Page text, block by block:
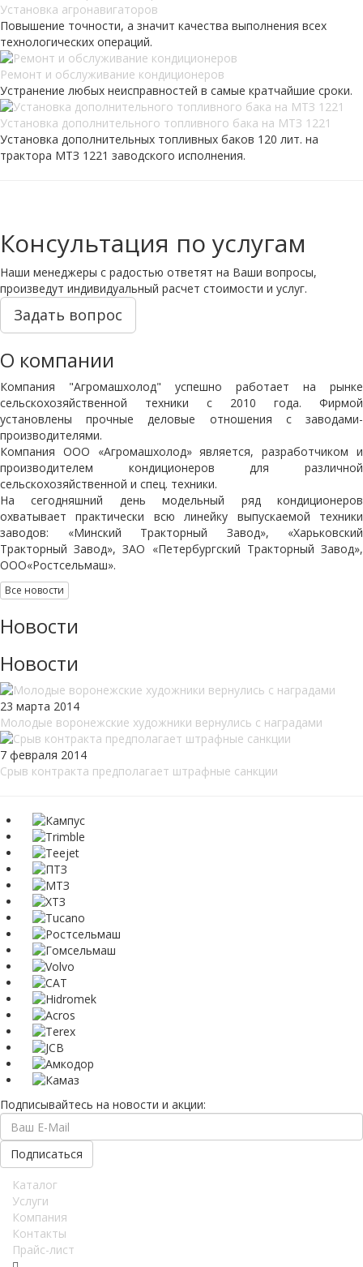
Установка агронавигаторов
Повышение точности, а значит качества выполнения всех
технологических операций.
Ремонт и обслуживание кондиционеров
Устранение любых неисправностей в самые кратчайшие сроки.
Установка дополнительного топливного бака на МТЗ 1221
Установка дополнительных топливных баков 120 лит. на
трактора МТЗ 1221 заводского исполнения.
Консультация по услугам
Наши менеджеры с радостью ответят на Ваши вопросы,
произведут индивидуальный расчет стоимости и услуг.
Задать вопрос
О компании
Компания "Агромашхолод" успешно работает на рынке
сельскохозяйственной техники с 2010 года. Фирмой
установлены прочные деловые отношения с заводами-
производителями.
Компания ООО «Агромашхолод» является, разработчиком и
производителем кондиционеров для различной
сельскохозяйственной и спец. техники.
На сегодняшний день модельный ряд кондиционеров
охватывает практически всю линейку выпускаемой техники
заводов: «Минский Тракторный Завод», «Харьковский
Тракторный Завод», ЗАО «Петербургский Тракторный Завод»,
ООО«Ростсельмаш».
Все новости
Новости
Новости
23 марта 2014
Молодые воронежские художники вернулись с наградами
7 февраля 2014
Срыв контракта предполагает штрафные санкции
Подписывайтесь на новости и акции:
Каталог
Услуги
Компания
Контакты
Прайс-лист